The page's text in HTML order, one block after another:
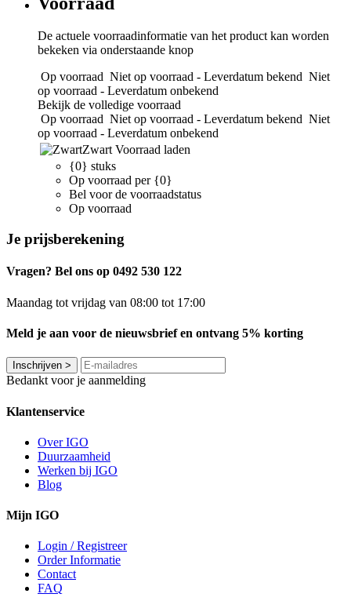
De actuele voorraadinformatie van het product kan worden
bekeken via onderstaande knop
Op voorraad Niet op voorraad - Leverdatum bekend Niet
op voorraad - Leverdatum onbekend
Bekijk de volledige voorraad
Op voorraad Niet op voorraad - Leverdatum bekend Niet
op voorraad - Leverdatum onbekend
Zwart Voorraad laden
{0} stuks
Op voorraad per {0}
Bel voor de voorraadstatus
Op voorraad
Je prijsberekening
Vragen? Bel ons op 0492 530 122
Maandag tot vrijdag van 08:00 tot 17:00
Meld je aan voor de nieuwsbrief en ontvang 5% korting
Inschrijven >
Bedankt voor je aanmelding
Klantenservice
Over IGO
Duurzaamheid
Werken bij IGO
Blog
Mijn IGO
Login / Registreer
Order Informatie
Contact
FAQ